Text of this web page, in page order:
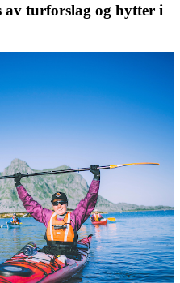
turforslag og hytter i